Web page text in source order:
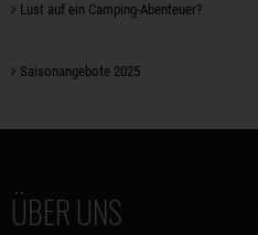
Lust auf ein Camping-Abenteuer?
Saisonangebote 2025
ÜBER UNS